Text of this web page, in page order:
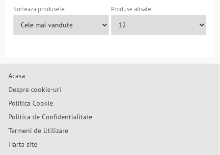
Sorteaza produsele Produse afisate
Acasa
Despre cookie-uri
Politica Cookie
Politica de Confidentialitate
Termeni de Utilizare
Harta site